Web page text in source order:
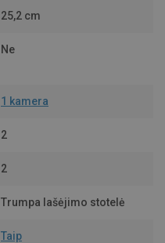
25,2 cm
Ne
1 kamera
2
2
Trumpa lašėjimo stotelė
Taip